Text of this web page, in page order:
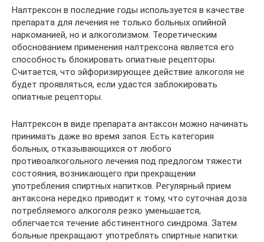
Налтрексон в последние годы используется в качестве
препарата для лечения не только больных опийной
наркоманией, но и алкоголизмом. Теоретическим
обоснованием применения налтрексона является его
способность блокировать опиатные рецепторы.
Считается, что эйфоризирующее действие алкоголя не
будет проявляться, если удастся заблокировать
опиатные рецепторы.
Налтрексон в виде препарата антаксон можно начинать
принимать даже во время запоя. Есть категория
больных, отказывающихся от любого
противоалкогольного лечения под предлогом тяжести
состояния, возникающего при прекращении
употребления спиртных напитков. Регулярный прием
антаксона нередко приводит к тому, что суточная доза
потребляемого алкоголя резко уменьшается,
облегчается течение абстинентного синдрома. Затем
больные прекращают употреблять спиртные напитки.